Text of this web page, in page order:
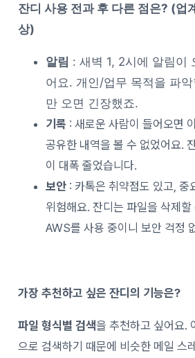
잔디 사용 전과 후 다른 점은? (업
상)
알림 : 새벽 1, 2시에 알림이
어요. 개인/업무 목적을 파
만 오면 긴장했죠.
기록 : 새로운 사람이 들어오면
공유한 내역을 볼 수 없었어요.
이 대폭 줄었습니다.
보안 : 카톡은 취약점도 있고, 중
위험해요. 잔디는 파일을 삭제
AWS를 사용 중이니 보안 걱정
가장 추천하고 싶은 잔디의 기능은?
파일 형식별 검색을 추천하고 싶어요.
으로 검색하기 때문에 비슷한 메일 스